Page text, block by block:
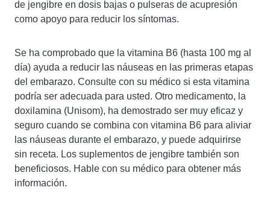
de jengibre en dosis bajas o pulseras de acupresión
como apoyo para reducir los síntomas.
Se ha comprobado que la vitamina B6 (hasta 100 mg al
día) ayuda a reducir las náuseas en las primeras etapas
del embarazo. Consulte con su médico si esta vitamina
podría ser adecuada para usted. Otro medicamento, la
doxilamina (Unisom), ha demostrado ser muy eficaz y
seguro cuando se combina con vitamina B6 para aliviar
las náuseas durante el embarazo, y puede adquirirse
sin receta. Los suplementos de jengibre también son
beneficiosos. Hable con su médico para obtener más
información.